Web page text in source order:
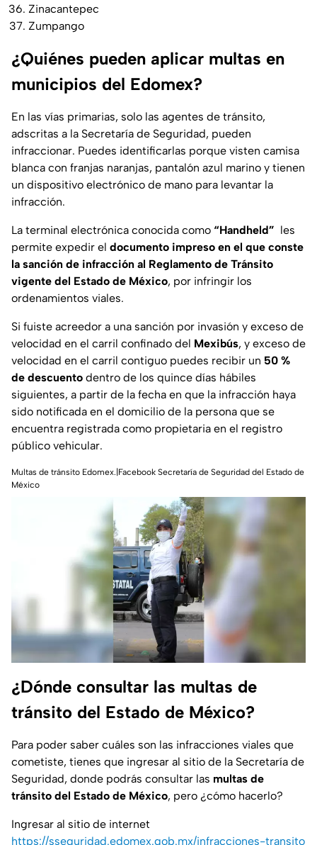
Zinacantepec
Zumpango
¿Quiénes pueden aplicar multas en
municipios del Edomex?
En las vías primarias, solo las agentes de tránsito,
adscritas a la Secretaría de Seguridad, pueden
infraccionar. Puedes identificarlas porque visten camisa
blanca con franjas naranjas, pantalón azul marino y tienen
un dispositivo electrónico de mano para levantar la
infracción.
La terminal electrónica conocida como “Handheld” les
permite expedir el documento impreso en el que conste
la sanción de infracción al Reglamento de Tránsito
vigente del Estado de México, por infringir los
ordenamientos viales.
Si fuiste acreedor a una sanción por invasión y exceso de
velocidad en el carril confinado del Mexibús, y exceso de
velocidad en el carril contiguo puedes recibir un 50 %
de descuento dentro de los quince días hábiles
siguientes, a partir de la fecha en que la infracción haya
sido notificada en el domicilio de la persona que se
encuentra registrada como propietaria en el registro
público vehicular.
Multas de tránsito Edomex.|Facebook Secretaría de Seguridad del Estado de
México
¿Dónde consultar las multas de
tránsito del Estado de México?
Para poder saber cuáles son las infracciones viales que
cometiste, tienes que ingresar al sitio de la Secretaría de
Seguridad, donde podrás consultar las multas de
tránsito del Estado de México, pero ¿cómo hacerlo?
Ingresar al sitio de internet
https://sseguridad.edomex.gob.mx/infracciones-transito